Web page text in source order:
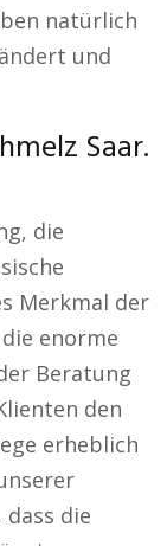
natürlich
und
Saar.
die
Merkmal der
enorme
Beratung
den
erheblich
die